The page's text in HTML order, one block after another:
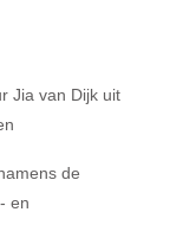
Jia van Dijk uit
de
en